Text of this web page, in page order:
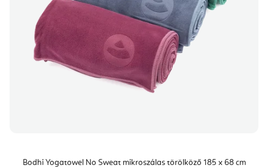
Bodhi Yogatowel No Sweat mikroszálas törölköző 185 x 68 cm